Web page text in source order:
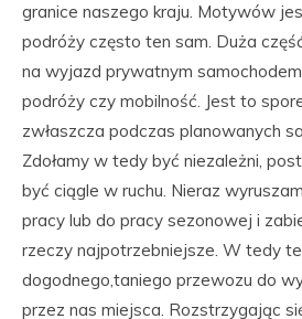
granice naszego kraju. Motywów
podróży często ten sam. Duża
na wyjazd prywatnym
podróży czy mobilność. Jest to
zwłaszcza podczas planowanych
Zdołamy w tedy być niezależni,
być ciągle w ruchu. Nieraz
pracy lub do pracy sezonowej i
rzeczy najpotrzebniejsze. W tedy
dogodnego,taniego przewozu do
przez nas miejsca. Rozstrzygając